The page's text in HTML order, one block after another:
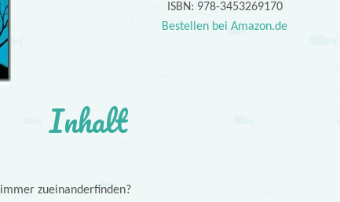
ISBN: 978-3453269170
Bestellen bei Amazon.de
Inhalt
zueinanderfinden?